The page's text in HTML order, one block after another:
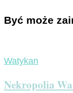
Być może
Watykan
Nekropolia